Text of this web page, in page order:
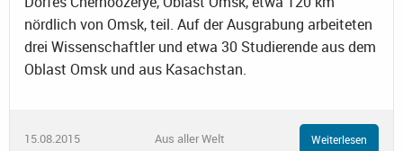
nördlich von Omsk, teil. Auf der Ausgrabung arbeiteten
drei Wissenschaftler und etwa 30 Studierende aus dem
Oblast Omsk und aus Kasachstan.
15.08.2015 Aus aller Welt Weiterlesen